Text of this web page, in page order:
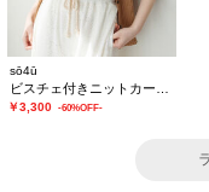
sō4ū
￥3,300 -60%OFF-